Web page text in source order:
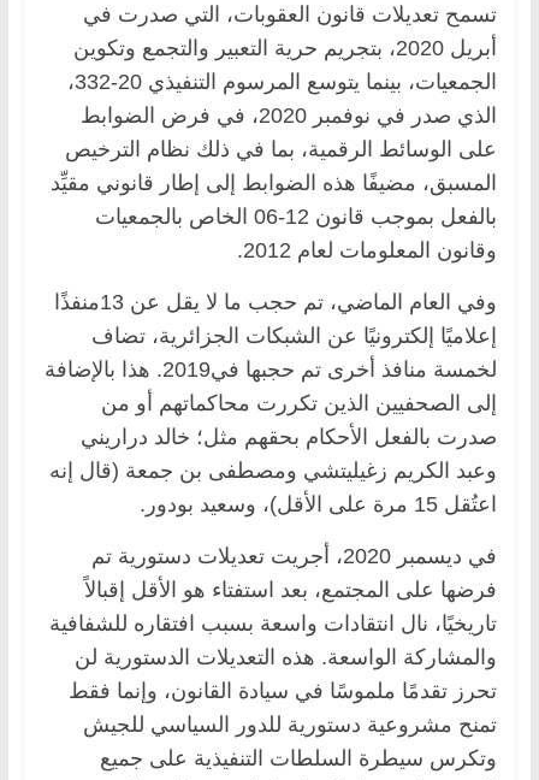
تسمح تعديلات قانون العقوبات، التي صدرت في
أبريل 2020، بتجريم حرية التعبير والتجمع وتكوين
الجمعيات، بينما يتوسع المرسوم التنفيذي 20-332،
الذي صدر في نوفمبر 2020، في فرض الضوابط
على الوسائط الرقمية، بما في ذلك نظام الترخيص
المسبق، مضيفًا هذه الضوابط إلى إطار قانوني مقيِّد
بالفعل بموجب قانون 12-06 الخاص بالجمعيات
وقانون المعلومات لعام 2012.
وفي العام الماضي، تم حجب ما لا يقل عن 13منفذًا
إعلاميًا إلكترونيًا عن الشبكات الجزائرية، تضاف
لخمسة منافذ أخرى تم حجبها في2019. هذا بالإضافة
إلى الصحفيين الذين تكررت محاكماتهم أو من
صدرت بالفعل الأحكام بحقهم مثل؛ خالد دراريني
وعبد الكريم زغيليتشي ومصطفى بن جمعة (قال إنه
اعتُقل 15 مرة على الأقل)، وسعيد بودور.
في ديسمبر 2020، أجريت تعديلات دستورية تم
فرضها على المجتمع، بعد استفتاء هو الأقل إقبالاً
تاريخيًا، نال انتقادات واسعة بسبب افتقاره للشفافية
والمشاركة الواسعة. هذه التعديلات الدستورية لن
تحرز تقدمًا ملموسًا في سيادة القانون، وإنما فقط
تمنح مشروعية دستورية للدور السياسي للجيش
وتكرس سيطرة السلطات التنفيذية على جميع